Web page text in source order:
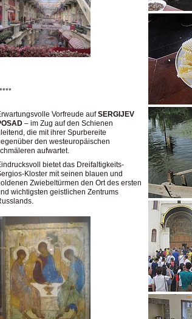
Vorfreude aufSERGIJEV
– im Zug auf den Schienen
die mit ihrer Spurbereite
den westeuropäischen
aufwartet.
bietet das Dreifaltigkeits-
Kloster mit seinen blauen und
Zwiebeltürmen den Ort des ersten
wichtigsten geistlichen Zentrums